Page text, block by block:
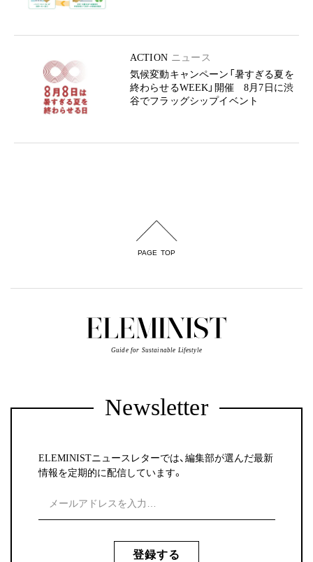
ACTION ニュース
気候変動キャンペーン「暑すぎる夏を
終わらせるWEEK」開催 8月7日に渋
谷でフラッグシップイベント
PAGE TOP
Guide for Sustainable Lifestyle
Newsletter
ELEMINISTニュースレターでは、編集部が選んだ最新
情報を定期的に配信しています。
登録する